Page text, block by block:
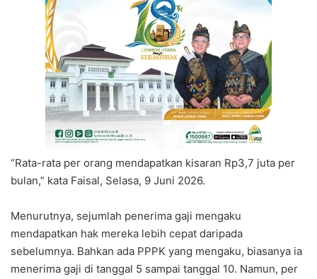
“Rata-rata per orang mendapatkan kisaran Rp3,7 juta per
bulan,” kata Faisal, Selasa, 9 Juni 2026.
Menurutnya, sejumlah penerima gaji mengaku
mendapatkan hak mereka lebih cepat daripada
sebelumnya. Bahkan ada PPPK yang mengaku, biasanya ia
menerima gaji di tanggal 5 sampai tanggal 10. Namun, per